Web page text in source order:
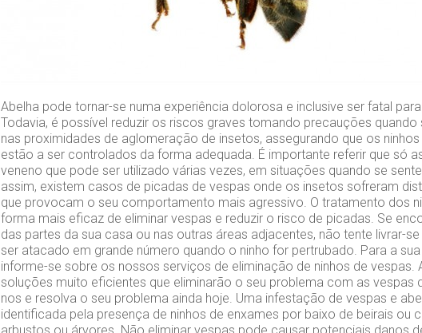
Abelha pode tornar-se numa experiência dolorosa e inclusive ser fatal
Todavia, é possível reduzir os riscos graves tomando precauções quando
nas proximidades de aglomeração de insetos, assegurando que os
estão a ser controlados da forma adequada. É importante referir que só
veneno que pode ser utilizado várias vezes, em situações quando se
assim, existem casos de picadas de vespas onde os insetos sofreram
que provocam o seu comportamento mais agressivo. O tratamento dos
forma mais eficaz de eliminar vespas e reduzir o risco de picadas. Se
das partes da sua casa ou nas outras áreas adjacentes, não tente livrar-
ser atacado em grande número quando o ninho for pertrubado. Para a
informe-se sobre os nossos serviços de eliminação de ninhos de vespas.
soluções muito eficientes que eliminarão o seu problema com as vespas
nos e resolva o seu problema ainda hoje. Uma infestação de vespas e
identificada pela presença de ninhos de enxames por baixo de beirais ou
arbustos ou árvores. Não eliminar vespas pode causar potenciais danos